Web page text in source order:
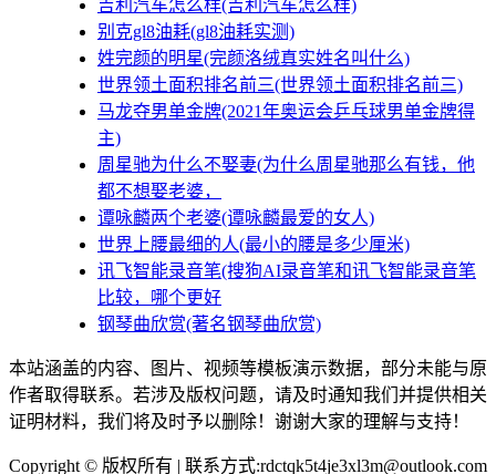
吉利汽车怎么样(吉利汽车怎么样)
别克gl8油耗(gl8油耗实测)
姓完颜的明星(完颜洛绒真实姓名叫什么)
世界领土面积排名前三(世界领土面积排名前三)
马龙夺男单金牌(2021年奥运会乒乓球男单金牌得
主)
周星驰为什么不娶妻(为什么周星驰那么有钱，他
都不想娶老婆，
谭咏麟两个老婆(谭咏麟最爱的女人)
世界上腰最细的人(最小的腰是多少厘米)
讯飞智能录音笔(搜狗AI录音笔和讯飞智能录音笔
比较，哪个更好
钢琴曲欣赏(著名钢琴曲欣赏)
本站涵盖的内容、图片、视频等模板演示数据，部分未能与原
作者取得联系。若涉及版权问题，请及时通知我们并提供相关
证明材料，我们将及时予以删除！谢谢大家的理解与支持！
Copyright © 版权所有 | 联系方式:rdctqk5t4je3xl3m@outlook.com